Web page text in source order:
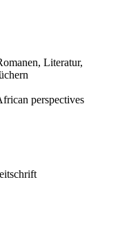
Literatur,
perspectives